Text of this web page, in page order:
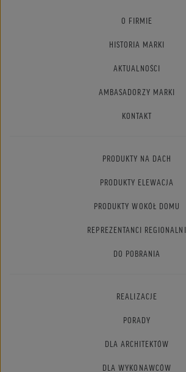
O FIRMIE
HISTORIA MARKI
AKTUALNOŚCI
AMBASADORZY MARKI
KONTAKT
PRODUKTY NA DACH
PRODUKTY ELEWACJA
PRODUKTY WOKÓŁ DOMU
REPREZENTANCI REGIONALNI
DO POBRANIA
REALIZACJE
PORADY
DLA ARCHITEKTÓW
DLA WYKONAWCÓW